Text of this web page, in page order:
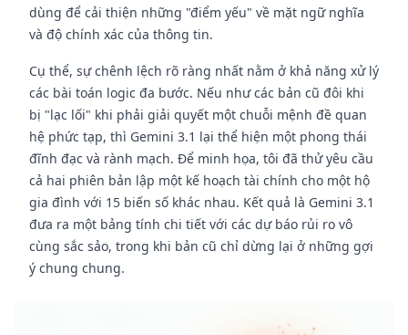
dùng để cải thiện những "điểm yếu" về mặt ngữ nghĩa
và độ chính xác của thông tin.
Cụ thể, sự chênh lệch rõ ràng nhất nằm ở khả năng xử lý
các bài toán logic đa bước. Nếu như các bản cũ đôi khi
bị "lạc lối" khi phải giải quyết một chuỗi mệnh đề quan
hệ phức tạp, thì Gemini 3.1 lại thể hiện một phong thái
đĩnh đạc và rành mạch. Để minh họa, tôi đã thử yêu cầu
cả hai phiên bản lập một kế hoạch tài chính cho một hộ
gia đình với 15 biến số khác nhau. Kết quả là Gemini 3.1
đưa ra một bảng tính chi tiết với các dự báo rủi ro vô
cùng sắc sảo, trong khi bản cũ chỉ dừng lại ở những gợi
ý chung chung.